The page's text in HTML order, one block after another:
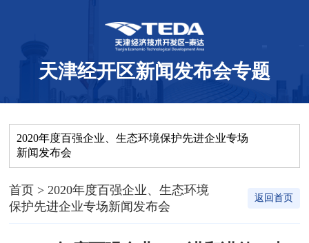
天津经开区新闻发布会专题
2020年度百强企业、生态环境保护先进企业专场
新闻发布会
首页 > 2020年度百强企业、生态环境
保护先进企业专场新闻发布会
返回首页